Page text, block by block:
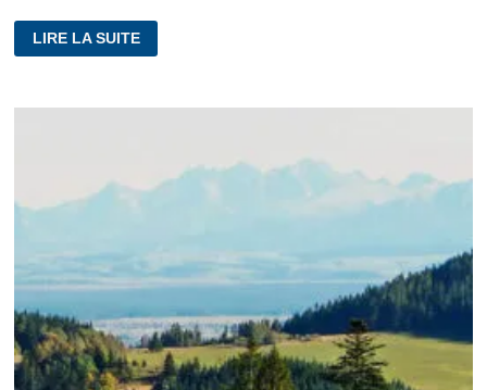
COMME
URUGUAY
LIRE LA SUITE